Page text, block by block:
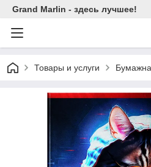
Grand Marlin - здесь лучшее!
Товары и услуги